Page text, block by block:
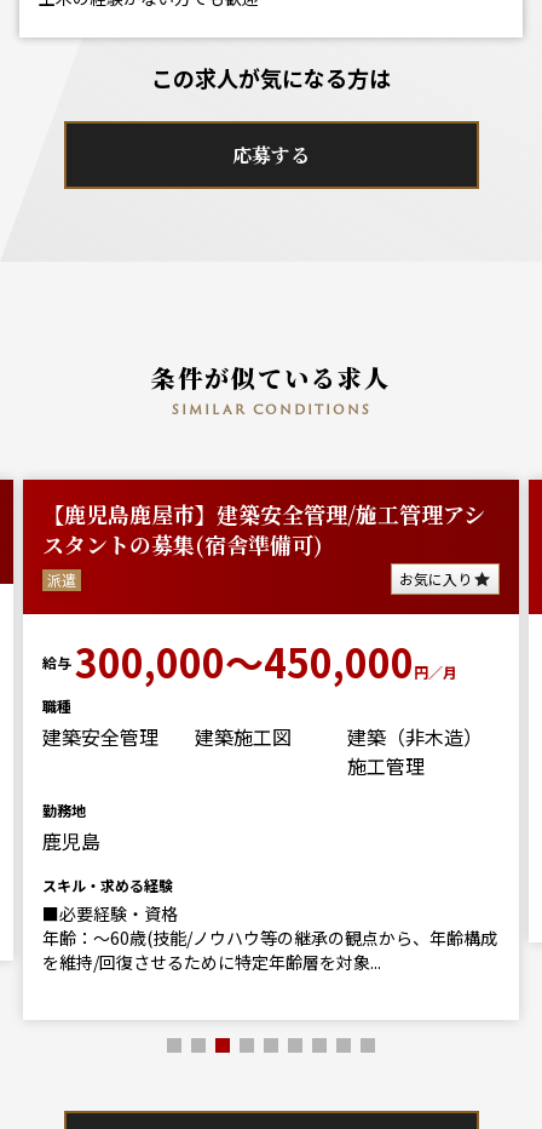
この求人が気になる方は
応募する
条件が似ている求人
similar conditions
【鹿児島鹿屋市】建築安全管理/施工管理アシ
スタントの募集(宿舎準備可)
派遣 お気に入り
給与300,000～450,000円／月
職種
建築安全管理 建築施工図
建築（非木造）
施工管理
勤務地
鹿児島
スキル・求める経験
■必要経験・資格
年齢：～60歳(技能/ノウハウ等の継承の観点から、年齢構成
を維持/回復させるために特定年齢層を対象...